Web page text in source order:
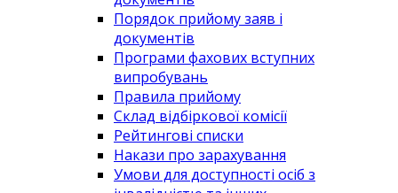
Порядок прийому заяв і
документів
Програми фахових вступних
випробувань
Правила прийому
Склад відбіркової комісії
Рейтингові списки
Накази про зарахування
Умови для доступності осіб з